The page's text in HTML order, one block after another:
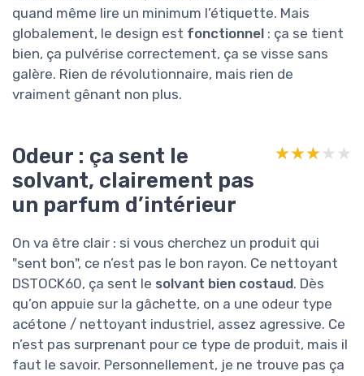
quand même lire un minimum l’étiquette. Mais
globalement, le design est fonctionnel : ça se tient
bien, ça pulvérise correctement, ça se visse sans
galère. Rien de révolutionnaire, mais rien de
vraiment gênant non plus.
Odeur : ça sent le
solvant, clairement pas
un parfum d’intérieur
★★★★★
★★★★★
On va être clair : si vous cherchez un produit qui
"sent bon", ce n’est pas le bon rayon. Ce nettoyant
DSTOCK60, ça sent le solvant bien costaud. Dès
qu’on appuie sur la gâchette, on a une odeur type
acétone / nettoyant industriel, assez agressive. Ce
n’est pas surprenant pour ce type de produit, mais il
faut le savoir. Personnellement, je ne trouve pas ça